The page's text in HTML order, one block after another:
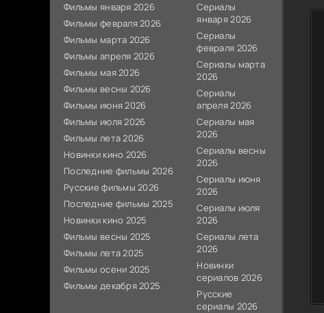
Фильмы января 2026
Фильмы февраля 2026
Фильмы марта 2026
Фильмы апреля 2026
Фильмы мая 2026
Фильмы весны 2026
Фильмы июня 2026
Фильмы июля 2026
Фильмы лета 2026
Новинки кино 2026
Последние фильмы 2026
Русские фильмы 2026
Последние фильмы 2025
Новинки кино 2025
Фильмы весны 2025
Фильмы лета 2025
Фильмы осени 2025
Фильмы декабря 2025
Сериалы
января 2026
Сериалы
февраля 2026
Сериалы марта
2026
Сериалы
апреля 2026
Сериалы мая
2026
Сериалы весны
2026
Сериалы июня
2026
Сериалы июля
2026
Сериалы лета
2026
Новинки
сериалов 2026
Русские
сериалы 2026